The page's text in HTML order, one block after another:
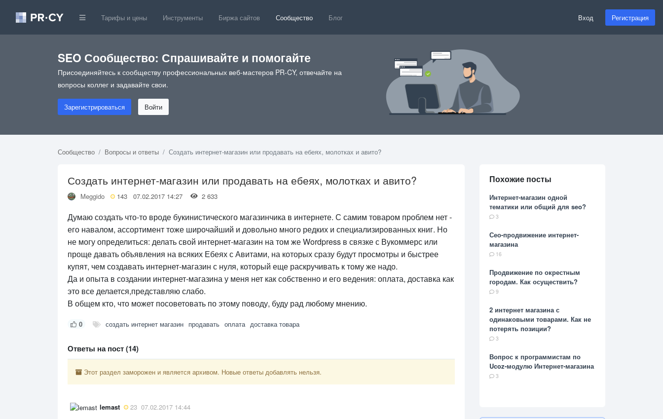
Тарифы и цены Инструменты Биржа сайтов Сообщество Блог Вход Регистрация
SEO Сообщество: Спрашивайте и помогайте
Присоединяйтесь к сообществу профессиональных веб-мастеров PR-CY, отвечайте на
вопросы коллег и задавайте свои.
Зарегистрироваться Войти
Сообщество Вопросы и ответы Создать интернет-магазин или продавать на ебеях, молотках и авито?
Создать интернет-магазин или продавать на ебеях, молотках и авито?
Meggido 143 07.02.2017 14:27 2 633
Думаю создать что-то вроде букинистического магазинчика в интернете. С самим товаром проблем нет -
его навалом, ассортимент тоже широчайший и довольно много редких и специализированных книг. Но
не могу определиться: делать свой интернет-магазин на том же Wordpress в связке с Вукоммерс или
проще давать объявления на всяких Ебеях с Авитами, на которых сразу будут просмотры и быстрее
купят, чем создавать интернет-магазин с нуля, который еще раскручивать к тому же надо.
Да и опыта в создании интернет-магазина у меня нет как собственно и его ведения: оплата, доставка как
это все делается,представляю слабо.
В общем кто, что может посоветовать по этому поводу, буду рад любому мнению.
0 создать интернет магазин продавать оплата доставка товара
Ответы на пост (14)
Этот раздел заморожен и является архивом. Новые ответы добавлять нельзя.
lemast 23 07.02.2017 14:44
Похожие посты
Интернет-магазин одной
тематики или общий для seo?
3
Сео-продвижение интернет-
магазина
16
Продвижение по окрестным
городам. Как осуществить?
9
2 интернет магазина с
одинаковыми товарами. Как не
потерять позиции?
3
Вопрос к программистам по
Ucoz-модулю Интернет-магазина
3